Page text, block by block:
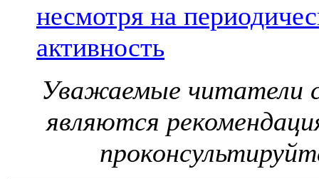
несмотря на
активность
Уважаемые читатели
являются